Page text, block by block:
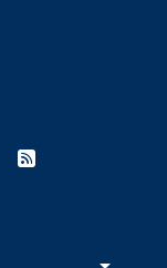
nuova finestra
nuova finestra
- Apertura in
- Apertura in
esterno -
Sito esterno -
- Sito
Feed RSS -